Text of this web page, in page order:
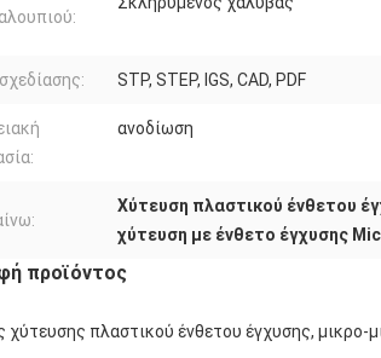
STP, STEP, IGS, CAD, PDF
ανοδίωση
Χύτευση πλαστικού ένθετου
χύτευση με ένθετο έγχυσης
προϊόντος
χύτευσης πλαστικού ένθετου έγχυσης,